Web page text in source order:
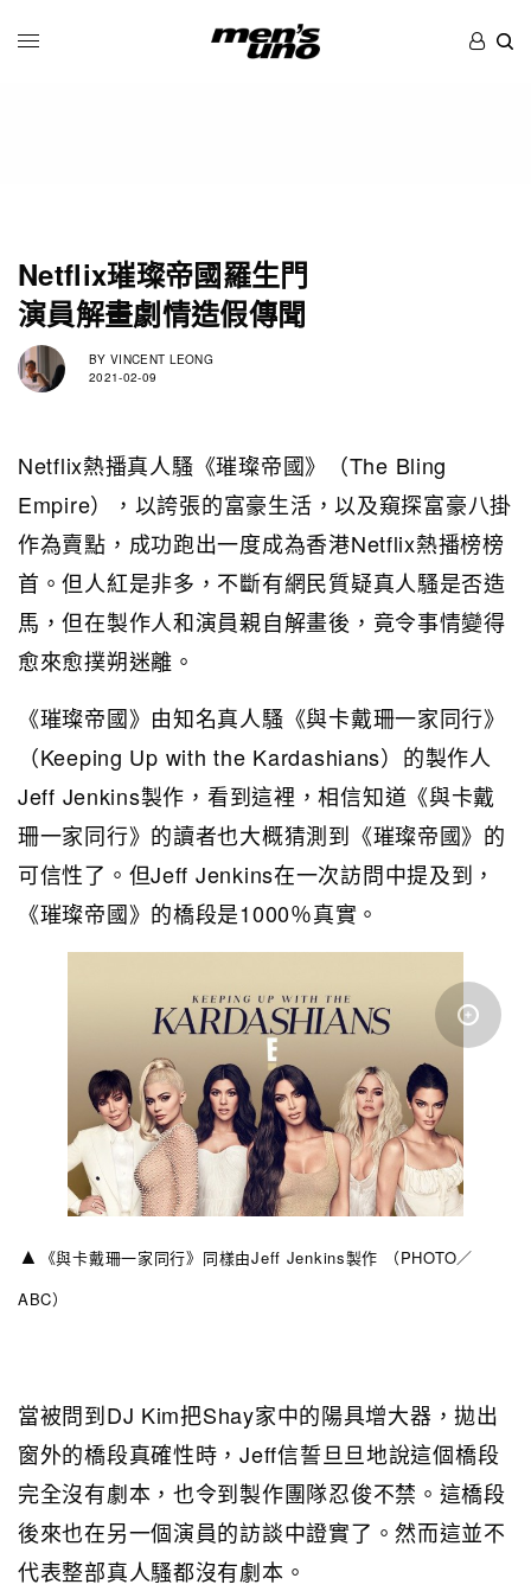
Netflix璀璨帝國羅生門
演員解畫劇情造假傳聞
BY VINCENT LEONG
2021-02-09
Netflix熱播真人騷《璀璨帝國》（The Bling
Empire），以誇張的富豪生活，以及窺探富豪八掛
作為賣點，成功跑出一度成為香港Netflix熱播榜榜
首。但人紅是非多，不斷有網民質疑真人騷是否造
馬，但在製作人和演員親自解畫後，竟令事情變得
愈來愈撲朔迷離。
《璀璨帝國》由知名真人騷《與卡戴珊一家同行》
（Keeping Up with the Kardashians）的製作人
Jeff Jenkins製作，看到這裡，相信知道《與卡戴
珊一家同行》的讀者也大概猜測到《璀璨帝國》的
可信性了。但Jeff Jenkins在一次訪問中提及到，
《璀璨帝國》的橋段是1000％真實。
▲ 《與卡戴珊一家同行》同樣由Jeff Jenkins製作 （PHOTO／
ABC）
當被問到DJ Kim把Shay家中的陽具增大器，拋出
窗外的橋段真確性時，Jeff信誓旦旦地說這個橋段
完全沒有劇本，也令到製作團隊忍俊不禁。這橋段
後來也在另一個演員的訪談中證實了。然而這並不
代表整部真人騷都沒有劇本。